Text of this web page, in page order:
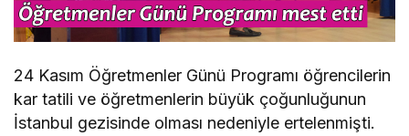
24 Kasım Öğretmenler Günü Programı öğrencilerin
kar tatili ve öğretmenlerin büyük çoğunluğunun
İstanbul gezisinde olması nedeniyle ertelenmişti.